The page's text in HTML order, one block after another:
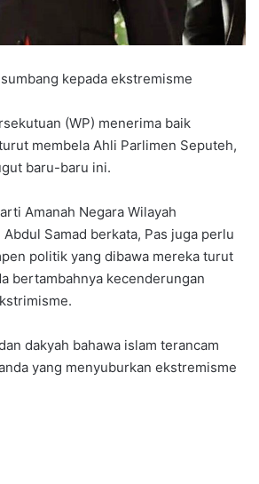
kepada ekstremisme
(WP) menerima baik
membela Ahli Parlimen Seputeh,
baru-baru ini.
Amanah Negara Wilayah
Samad berkata, Pas juga perlu
politik yang dibawa mereka turut
bertambahnya kecenderungan
dakyah bahawa islam terancam
yang menyuburkan ekstremisme